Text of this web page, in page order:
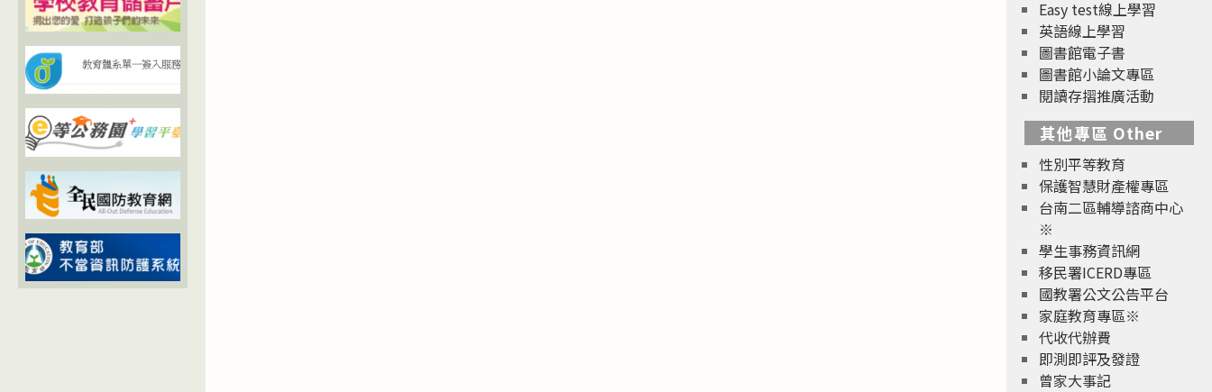
Easy test線上學習
英語線上學習
圖書館電子書
圖書館小論文專區
閱讀存摺推廣活動
其他專區 Other
性別平等教育
保護智慧財產權專區
台南二區輔導諮商中心
※
學生事務資訊網
移民署ICERD專區
國教署公文公告平台
家庭教育專區※
代收代辦費
即測即評及發證
曾家大事記